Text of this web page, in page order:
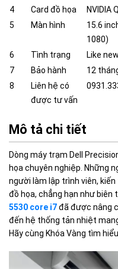
4
Card đồ họa
NVIDIA
5
Màn hình
15.6
1080)
6
Tình trạng
Like
7
Bảo hành
12
8
Liên hệ có
được tư vấn
Mô tả chi tiết
Dòng máy trạm Dell
họa chuyên nghiệp. Những
người làm lập trình viên,
đồ họa, chẳng hạn như biên
5530 core i7đã được nâng
đến hệ thống tản nhiệt
Hãy cùng Khóa Vàng tìm